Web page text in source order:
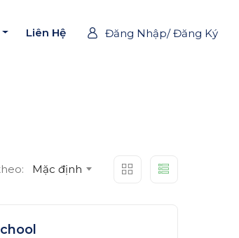
Liên Hệ Đăng Nhập/ Đăng Ký
Mặc định